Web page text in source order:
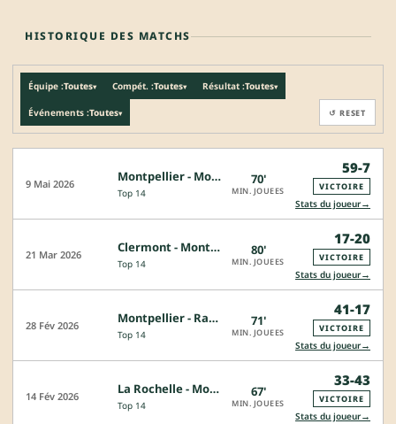
HISTORIQUE DES MATCHS
Équipe :Toutes▾ Compét. :Toutes▾ Résultat :Toutes▾
Événements :Toutes▾ ↺ RESET
9 Mai 2026 Montpellier - Montauban
Top 14
70'
MIN. JOUEES
59-7
VICTOIRE
Stats du joueur→
21 Mar 2026 Clermont - Montpellier
Top 14
80'
MIN. JOUEES
17-20
VICTOIRE
Stats du joueur→
28 Fév 2026 Montpellier - Racing 92
Top 14
71'
MIN. JOUEES
41-17
VICTOIRE
Stats du joueur→
14 Fév 2026 La Rochelle - Montpellier
Top 14
67'
MIN. JOUEES
33-43
VICTOIRE
Stats du joueur→